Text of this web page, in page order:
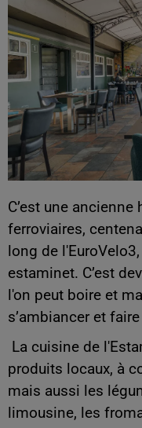
C’est une
ferroviaires,
long de
estaminet. C’est
l'on peut boire et
s’ambiancer et
La cuisine de
produits locaux, à
mais aussi les
limousine, les